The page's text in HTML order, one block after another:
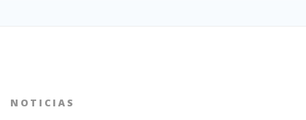
NOTICIAS